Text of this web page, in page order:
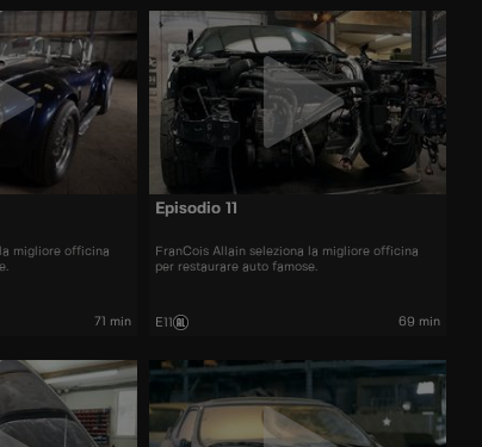
migliore officina
71 min
Episodio 11
FranCois Allain seleziona la migliore officina
per restaurare auto famose.
E11 69 min